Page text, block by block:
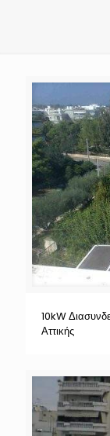
10kW
Αττικής